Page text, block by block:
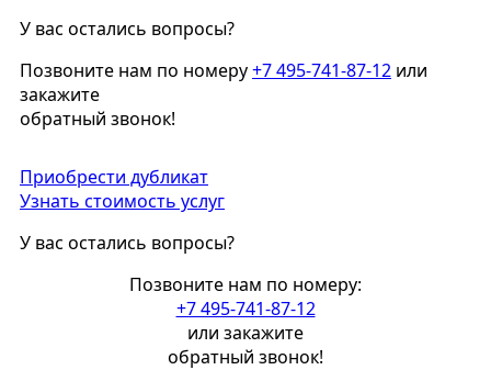
У вас остались вопросы?
Позвоните нам по номеру+7 495-741-87-12 или
закажите
обратный звонок!
Приобрести дубликат
Узнать стоимость услуг
У вас остались вопросы?
Позвоните нам по номеру:
+7 495-741-87-12
или закажите
обратный звонок!